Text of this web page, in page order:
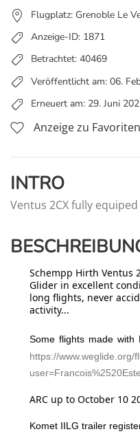
Flugplatz: Grenoble Le
Anzeige-ID: 1871
Betrachtet: 40469
Veröffentlicht am: 06.
Erneuert am: 29. Juni
Anzeige zu
INTRO
Ventus 2CX fully
Schempp Hirth Ventus
Glider in excellent
long flights, never
activity...
Some flights made with
https://www.weglide.org/
ARC up to October 10
Komet IILG trailer